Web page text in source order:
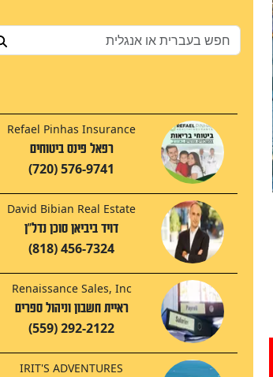
Refael Pinhas Insurance
רפאל פינס ביטוחים
(720) 576-9741
David Bibian Real Estate
דויד ביביאן סוכן נדל"ן
(818) 456-7324
Renaissance Sales, Inc
ראיית חשבון וניהול ספרים
(559) 292-2122
IRIT'S ADVENTURES